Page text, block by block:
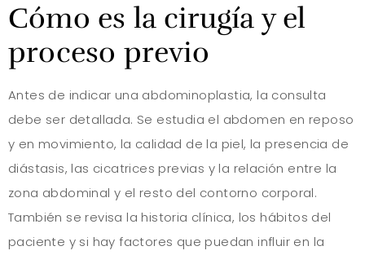
Cómo es la cirugía y el
proceso previo
Antes de indicar una abdominoplastia, la consulta
debe ser detallada. Se estudia el abdomen en reposo
y en movimiento, la calidad de la piel, la presencia de
diástasis, las cicatrices previas y la relación entre la
zona abdominal y el resto del contorno corporal.
También se revisa la historia clínica, los hábitos del
paciente y si hay factores que puedan influir en la